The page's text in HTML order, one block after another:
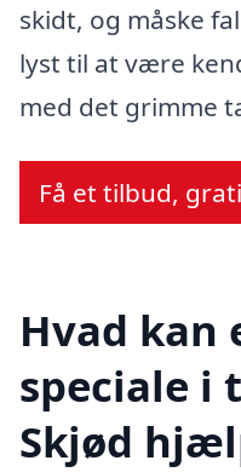
skidt, og måske
lyst til at være
med det grimme
Få et tilbud,
Hvad kan
speciale i
Skjød